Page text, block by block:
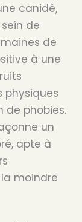
canidé,
de
de
à une
physiques
de phobies.
un
apte à
moindre